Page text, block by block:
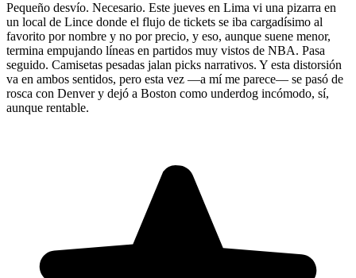
Pequeño desvío. Necesario. Este jueves en Lima vi una pizarra en
un local de Lince donde el flujo de tickets se iba cargadísimo al
favorito por nombre y no por precio, y eso, aunque suene menor,
termina empujando líneas en partidos muy vistos de NBA. Pasa
seguido. Camisetas pesadas jalan picks narrativos. Y esta distorsión
va en ambos sentidos, pero esta vez —a mí me parece— se pasó de
rosca con Denver y dejó a Boston como underdog incómodo, sí,
aunque rentable.